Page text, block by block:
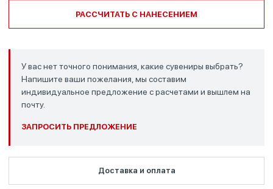
РАССЧИТАТЬ С НАНЕСЕНИЕМ
У вас нет точного понимания, какие сувениры выбрать?
Напишите ваши пожелания, мы составим
индивидуальное предложение с расчетами и вышлем на
почту.
ЗАПРОСИТЬ ПРЕДЛОЖЕНИЕ
Доставка и оплата